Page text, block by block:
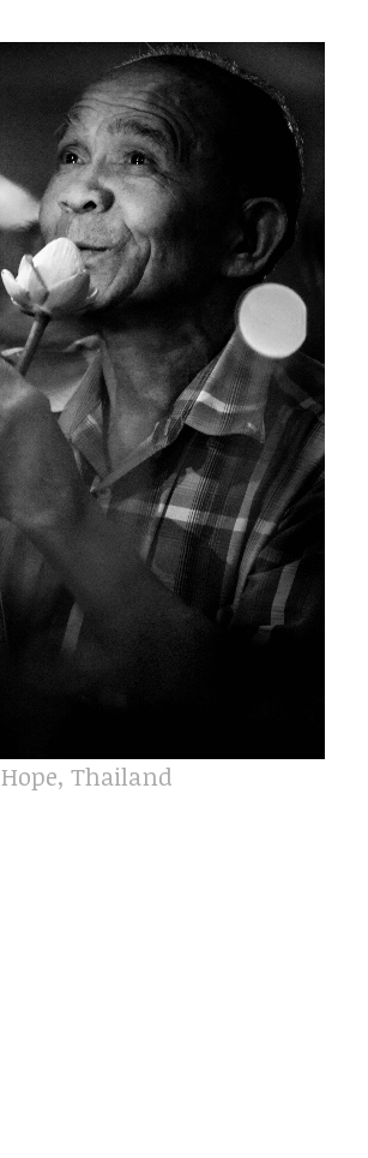
Hope, Thailand